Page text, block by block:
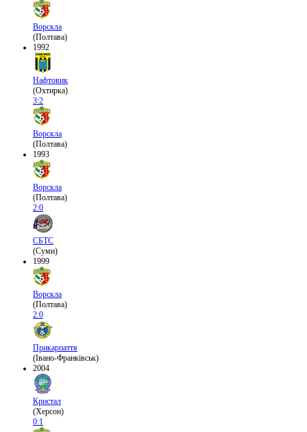
Ворскла
(Полтава)
1992
Нафтовик
(Охтирка)
3:2
Ворскла
(Полтава)
1993
Ворскла
(Полтава)
2:0
СБТС
(Суми)
1999
Ворскла
(Полтава)
2:0
Прикарпаття
(Івано-Франківськ)
2004
Кристал
(Херсон)
0:1